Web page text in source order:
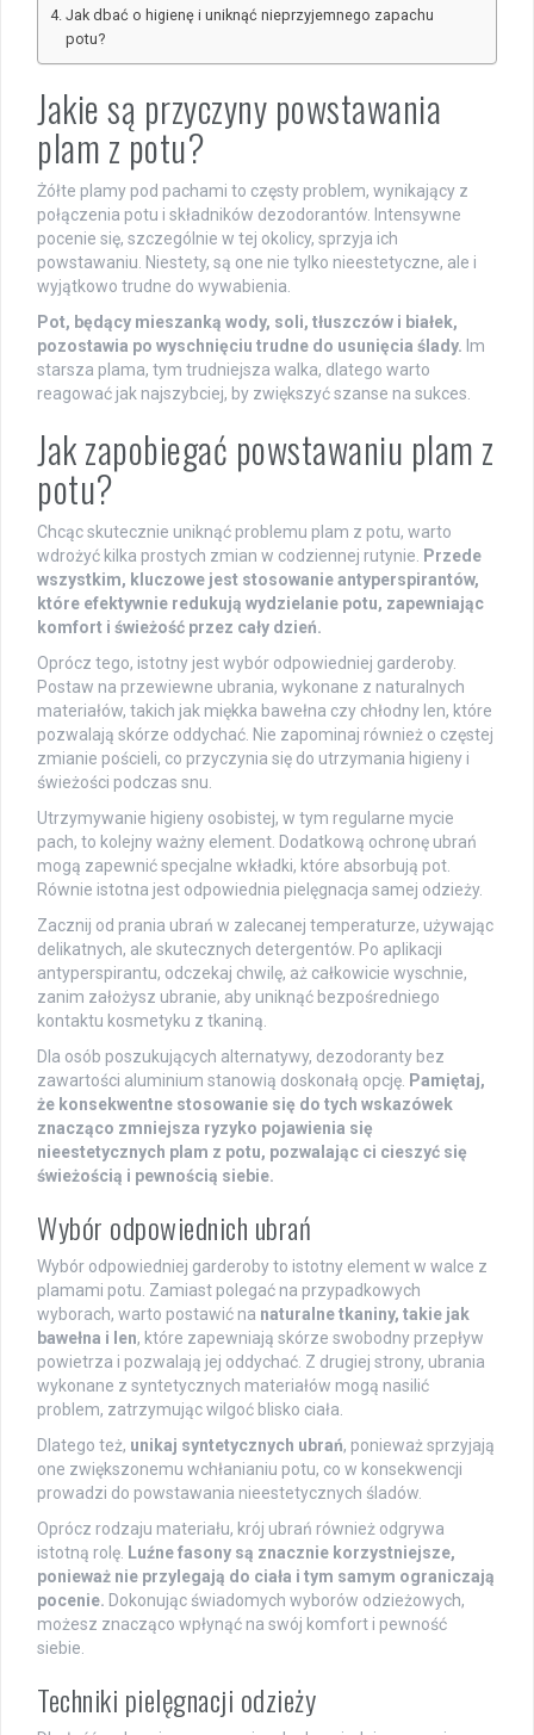
Jak dbać o higienę i uniknąć nieprzyjemnego zapachu
potu?
Jakie są przyczyny powstawania
plam z potu?
Żółte plamy pod pachami to częsty problem, wynikający z
połączenia potu i składników dezodorantów. Intensywne
pocenie się, szczególnie w tej okolicy, sprzyja ich
powstawaniu. Niestety, są one nie tylko nieestetyczne, ale i
wyjątkowo trudne do wywabienia.
Pot, będący mieszanką wody, soli, tłuszczów i białek,
pozostawia po wyschnięciu trudne do usunięcia ślady. Im
starsza plama, tym trudniejsza walka, dlatego warto
reagować jak najszybciej, by zwiększyć szanse na sukces.
Jak zapobiegać powstawaniu plam z
potu?
Chcąc skutecznie uniknąć problemu plam z potu, warto
wdrożyć kilka prostych zmian w codziennej rutynie.
Przede
wszystkim, kluczowe jest stosowanie antyperspirantów,
które efektywnie redukują wydzielanie potu, zapewniając
komfort i świeżość przez cały dzień.
Oprócz tego, istotny jest wybór odpowiedniej garderoby.
Postaw na przewiewne ubrania, wykonane z naturalnych
materiałów, takich jak miękka bawełna czy chłodny len, które
pozwalają skórze oddychać. Nie zapominaj również o częstej
zmianie pościeli, co przyczynia się do utrzymania higieny i
świeżości podczas snu.
Utrzymywanie higieny osobistej, w tym regularne mycie
pach, to kolejny ważny element. Dodatkową ochronę ubrań
mogą zapewnić specjalne wkładki, które absorbują pot.
Równie istotna jest odpowiednia pielęgnacja samej odzieży.
Zacznij od prania ubrań w zalecanej temperaturze, używając
delikatnych, ale skutecznych detergentów. Po aplikacji
antyperspirantu, odczekaj chwilę, aż całkowicie wyschnie,
zanim założysz ubranie, aby uniknąć bezpośredniego
kontaktu kosmetyku z tkaniną.
Dla osób poszukujących alternatywy, dezodoranty bez
zawartości aluminium stanowią doskonałą opcję. Pamiętaj,
że konsekwentne stosowanie się do tych wskazówek
znacząco zmniejsza ryzyko pojawienia się
nieestetycznych plam z potu, pozwalając ci cieszyć się
świeżością i pewnością siebie.
Wybór odpowiednich ubrań
Wybór odpowiedniej garderoby to istotny element w walce z
plamami potu. Zamiast polegać na przypadkowych
wyborach, warto postawić na naturalne tkaniny, takie jak
bawełna i len, które zapewniają skórze swobodny przepływ
powietrza i pozwalają jej oddychać. Z drugiej strony, ubrania
wykonane z syntetycznych materiałów mogą nasilić
problem, zatrzymując wilgoć blisko ciała.
Dlatego też, unikaj syntetycznych ubrań, ponieważ sprzyjają
one zwiększonemu wchłanianiu potu, co w konsekwencji
prowadzi do powstawania nieestetycznych śladów.
Oprócz rodzaju materiału, krój ubrań również odgrywa
istotną rolę. Luźne fasony są znacznie korzystniejsze,
ponieważ nie przylegają do ciała i tym samym ograniczają
pocenie. Dokonując świadomych wyborów odzieżowych,
możesz znacząco wpłynąć na swój komfort i pewność
siebie.
Techniki pielęgnacji odzieży